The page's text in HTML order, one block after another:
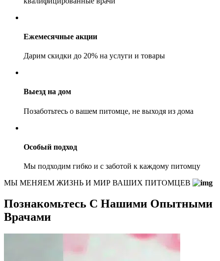
Ежемесячные акции
Дарим скидки до 20% на услуги и товары
Выезд на дом
Позаботьтесь о вашем питомце, не выходя из дома
Особый подход
Мы подходим гибко и с заботой к каждому питомцу
МЫ МЕНЯЕМ ЖИЗНЬ И МИР ВАШИХ ПИТОМЦЕВ
Познакомьтесь С Нашими Опытными
Врачами